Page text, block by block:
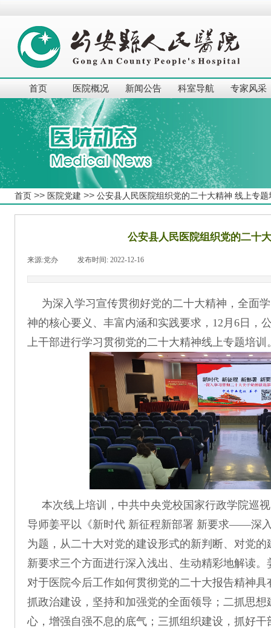
首页 医院概况 新闻公告 科室导航 专家风采
首页 >> 医院党建 >> 公安县人民医院组织党的二十大精神 线上专题
公安县人民医院组织党的二十
来源:党办 发布时间: 2022-12-16
为深入学习宣传贯彻好党的二十大精神，全面
神的核心要义、丰富内涵和实践要求，12月6日，
上干部进行学习贯彻党的二十大精神线上专题培训
本次线上培训，中共中央党校国家行政学院巡
导师姜平以《新时代 新征程新部署 新要求——深
为题，从二十大对党的建设形式的新判断、对党
新要求三个方面进行深入浅出、生动精彩地解读
对于医院今后工作如何贯彻党的二十大报告精神
抓政治建设，坚持和加强党的全面领导；二抓思
心，增强自强不息的底气；三抓组织建设，抓好